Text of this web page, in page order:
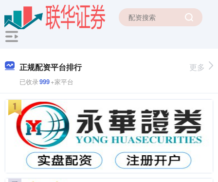
正规配资平台排行
已收录999+家平台
更多